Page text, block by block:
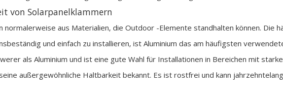
von Solarpanelklammern
normalerweise aus Materialien, die Outdoor -Elemente standhalten können. Die
und einfach zu installieren, ist Aluminium das am häufigsten
als Aluminium und ist eine gute Wahl für Installationen in Bereichen mit
außergewöhnliche Haltbarkeit bekannt. Es ist rostfrei und kann